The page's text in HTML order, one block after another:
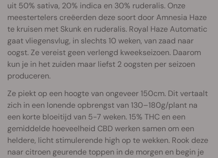
uit 50% sativa, 20% indica en 30% ruderalis. Onze
meestertelers creëerden deze soort door Amnesia Haze
te kruisen met Skunk en ruderalis. Royal Haze Automatic
gaat vliegensvlug, in slechts 10 weken, van zaad naar
oogst. Ze vereist geen verlengd kweekseizoen. Daarom
kun je in het zuiden maar liefst 2 oogsten per seizoen
produceren.
Ze piekt op een hoogte van ongeveer 150cm. Dit vertaalt
zich in een lonende opbrengst van 130–180g/plant na
een korte bloeitijd van 5-7 weken. 15% THC en een
gemiddelde hoeveelheid CBD werken samen om een
heldere, licht stimulerende high op te wekken. Rook deze
naar citroen geurende toppen in de morgen en begin je